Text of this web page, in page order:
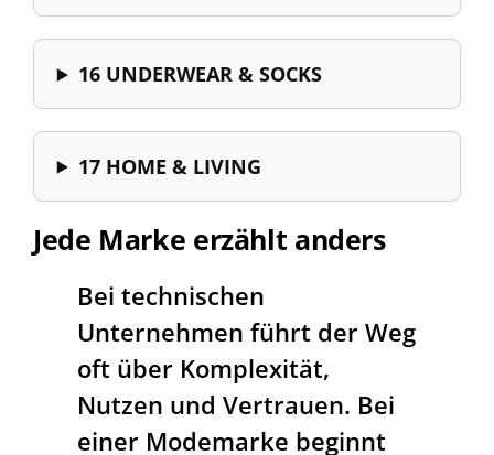
16 UNDERWEAR & SOCKS
17 HOME & LIVING
Jede Marke erzählt anders
Bei technischen
Unternehmen führt der Weg
oft über Komplexität,
Nutzen und Vertrauen. Bei
einer Modemarke beginnt